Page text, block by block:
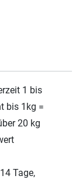
1 bis
bis 1kg =
20 kg
Tage,